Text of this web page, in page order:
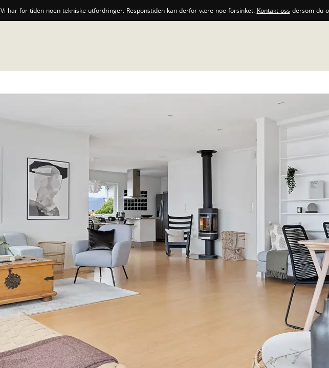
Vi har for tiden noen tekniske utfordringer. Responstiden kan derfor være noe forsinket. Kontakt ossdersom du